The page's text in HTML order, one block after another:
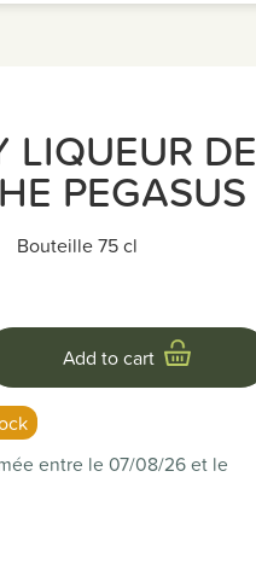
LIQUEUR DE
PEGASUS
Bouteille75 cl
Add to cart
entre le 07/08/26 et le